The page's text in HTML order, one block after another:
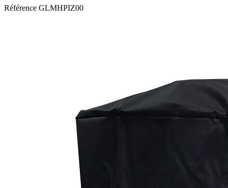
Référence GLMHPIZ00